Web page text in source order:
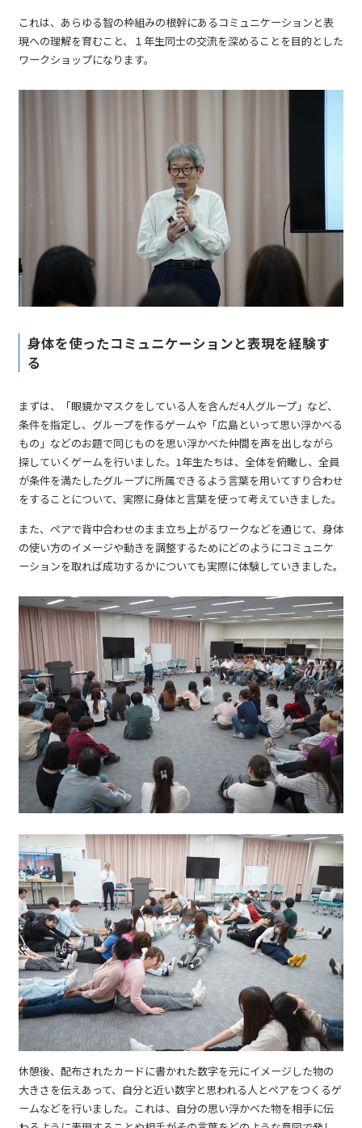
これは、あらゆる智の枠組みの根幹にあるコミュニケーションと表
現への理解を育むこと、１年生同士の交流を深めることを目的とした
ワークショップになります。
身体を使ったコミュニケーションと表現を経験す
る
まずは、「眼鏡かマスクをしている人を含んだ4人グループ」など、
条件を指定し、グループを作るゲームや「広島といって思い浮かべる
もの」などのお題で同じものを思い浮かべた仲間を声を出しながら
探していくゲームを行いました。1年生たちは、全体を俯瞰し、全員
が条件を満たしたグループに所属できるよう言葉を用いてすり合わせ
をすることについて、実際に身体と言葉を使って考えていきました。
また、ペアで背中合わせのまま立ち上がるワークなどを通じて、身体
の使い方のイメージや動きを調整するためにどのようにコミュニケ
ーションを取れば成功するかについても実際に体験していきました。
休憩後、配布されたカードに書かれた数字を元にイメージした物の
大きさを伝えあって、自分と近い数字と思われる人とペアをつくるゲ
ームなどを行いました。これは、自分の思い浮かべた物を相手に伝